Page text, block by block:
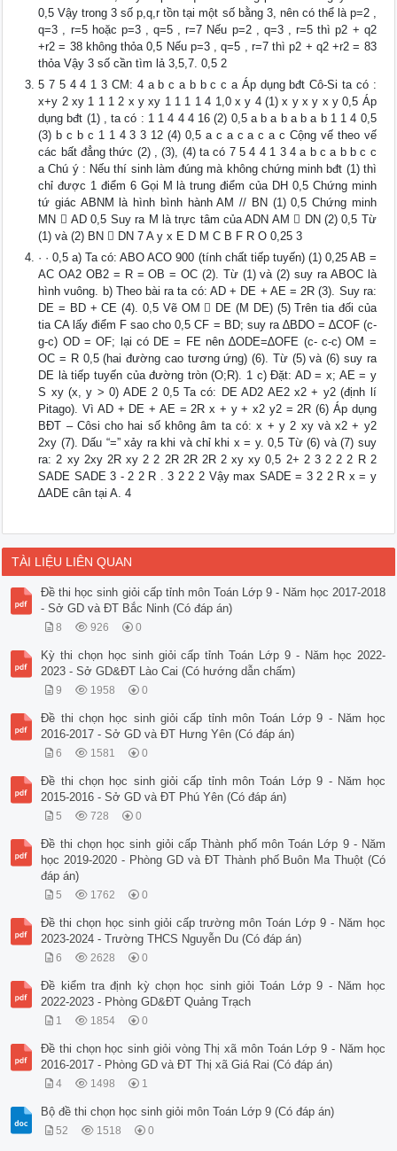
0,5 Vậy trong 3 số p,q,r tồn tại một số bằng 3, nên có thể là p=2 ,
q=3 , r=5 hoặc p=3 , q=5 , r=7 Nếu p=2 , q=3 , r=5 thì p2 + q2
+r2 = 38 không thỏa 0,5 Nếu p=3 , q=5 , r=7 thì p2 + q2 +r2 = 83
thỏa Vậy 3 số cần tìm lả 3,5,7. 0,5 2
5 7 5 4 4 1 3 CM: 4 a b c a b b c c a Áp dụng bđt Cô-Si ta có :
x+y 2 xy 1 1 1 2 x y xy 1 1 1 1 4 1,0 x y 4 (1) x y x y x y 0,5 Áp
dụng bđt (1) , ta có : 1 1 4 4 4 16 (2) 0,5 a b a b a b a b 1 1 4 0,5
(3) b c b c 1 1 4 3 3 12 (4) 0,5 a c a c a c a c Cộng vế theo vế
các bất đẳng thức (2) , (3), (4) ta có 7 5 4 4 1 3 4 a b c a b b c c
a Chú ý : Nếu thí sinh làm đúng mà không chứng minh bđt (1) thì
chỉ được 1 điểm 6 Gọi M là trung điểm của DH 0,5 Chứng minh
tứ giác ABNM là hình bình hành AM // BN (1) 0,5 Chứng minh
MN  AD 0,5 Suy ra M là trực tâm của ADN AM  DN (2) 0,5 Từ
(1) và (2) BN  DN 7 A y x E D M C B F R O 0,25 3
· · 0,5 a) Ta có: ABO ACO 900 (tính chất tiếp tuyến) (1) 0,25 AB =
AC OA2 OB2 = R = OB = OC (2). Từ (1) và (2) suy ra ABOC là
hình vuông. b) Theo bài ra ta có: AD + DE + AE = 2R (3). Suy ra:
DE = BD + CE (4). 0,5 Vẽ OM  DE (M DE) (5) Trên tia đối của
tia CA lấy điểm F sao cho 0,5 CF = BD; suy ra ∆BDO = ∆COF (c-
g-c) OD = OF; lại có DE = FE nên ∆ODE=∆OFE (c- c-c) OM =
OC = R 0,5 (hai đường cao tương ứng) (6). Từ (5) và (6) suy ra
DE là tiếp tuyến của đường tròn (O;R). 1 c) Đặt: AD = x; AE = y
S xy (x, y > 0) ADE 2 0,5 Ta có: DE AD2 AE2 x2 + y2 (định lí
Pitago). Vì AD + DE + AE = 2R x + y + x2 y2 = 2R (6) Áp dụng
BĐT – Côsi cho hai số không âm ta có: x + y 2 xy và x2 + y2
2xy (7). Dấu “=” xảy ra khi và chỉ khi x = y. 0,5 Từ (6) và (7) suy
ra: 2 xy 2xy 2R xy 2 2 2R 2R 2R 2 xy xy 0,5 2+ 2 3 2 2 2 R 2
SADE SADE 3 - 2 2 R . 3 2 2 2 Vậy max SADE = 3 2 2 R x = y
∆ADE cân tại A. 4
TÀI LIỆU LIÊN QUAN
Đề thi học sinh giỏi cấp tỉnh môn Toán Lớp 9 - Năm học 2017-2018
- Sở GD và ĐT Bắc Ninh (Có đáp án)
8 926 0
Kỳ thi chọn học sinh giỏi cấp tỉnh Toán Lớp 9 - Năm học 2022-
2023 - Sở GD&ĐT Lào Cai (Có hướng dẫn chấm)
9 1958 0
Đề thi chọn học sinh giỏi cấp tỉnh môn Toán Lớp 9 - Năm học
2016-2017 - Sở GD và ĐT Hưng Yên (Có đáp án)
6 1581 0
Đề thi chọn học sinh giỏi cấp tỉnh môn Toán Lớp 9 - Năm học
2015-2016 - Sở GD và ĐT Phú Yên (Có đáp án)
5 728 0
Đề thi chọn học sinh giỏi cấp Thành phố môn Toán Lớp 9 - Năm
học 2019-2020 - Phòng GD và ĐT Thành phố Buôn Ma Thuột (Có
đáp án)
5 1762 0
Đề thi chọn học sinh giỏi cấp trường môn Toán Lớp 9 - Năm học
2023-2024 - Trường THCS Nguyễn Du (Có đáp án)
6 2628 0
Đề kiểm tra định kỳ chọn học sinh giỏi Toán Lớp 9 - Năm học
2022-2023 - Phòng GD&ĐT Quảng Trạch
1 1854 0
Đề thi chọn học sinh giỏi vòng Thị xã môn Toán Lớp 9 - Năm học
2016-2017 - Phòng GD và ĐT Thị xã Giá Rai (Có đáp án)
4 1498 1
Bộ đề thi chọn học sinh giỏi môn Toán Lớp 9 (Có đáp án)
52 1518 0